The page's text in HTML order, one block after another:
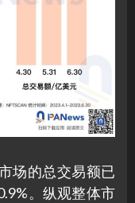
场的总交易额已
。纵观整体市